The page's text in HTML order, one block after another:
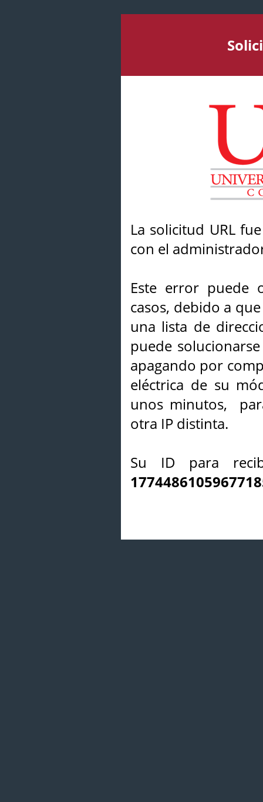
La solicitud URL
con el
Este error puede
casos, debido a
una lista de
puede
apagando por
eléctrica de su
unos minutos,
otra IP distinta.
Su ID para